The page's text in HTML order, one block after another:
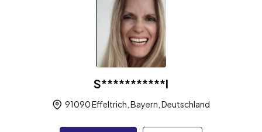
S***********l
91090 Effeltrich, Bayern, Deutschland